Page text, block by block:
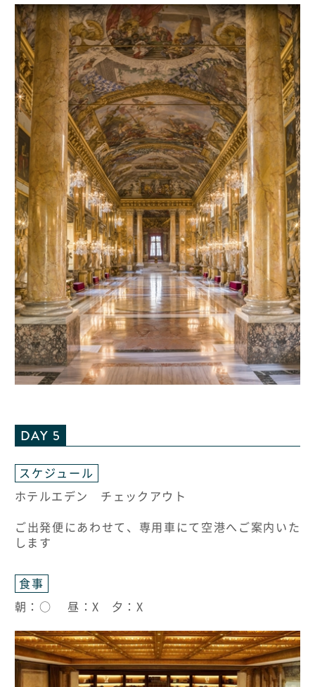
DAY 5
スケジュール
ホテルエデン チェックアウト
ご出発便にあわせて、専用車にて空港へご案内いた
します
食事
朝：○ 昼：X 夕：X